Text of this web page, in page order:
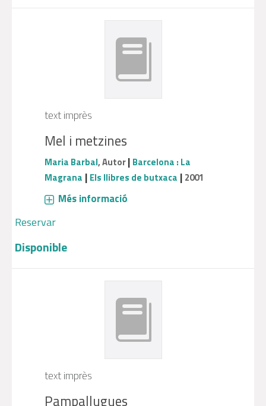
text imprès
Mel i metzines
Maria Barbal, Autor| Barcelona : La
Magrana | Els llibres de butxaca | 2001
Més informació
Reservar
Disponible
text imprès
Pampallugues